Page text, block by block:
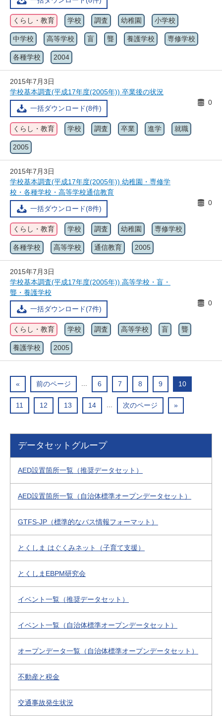
くらし・教育 学校 調査 幼稚園 小学校
中学校 高等学校 盲 聾 養護学校 専修学校
各種学校 2004
2015年7月3日
学校基本調査(平成17年度(2005年)) 卒業後の状況
一括ダウンロード(8件)
0
くらし・教育 学校 調査 卒業 進学 就職
2005
2015年7月3日
学校基本調査(平成17年度(2005年)) 幼稚園・専修学
校・各種学校・高等学校通信教育
一括ダウンロード(8件)
0
くらし・教育 学校 調査 幼稚園 専修学校
各種学校 高等学校 通信教育 2005
2015年7月3日
学校基本調査(平成17年度(2005年)) 高等学校・盲・
聾・養護学校
一括ダウンロード(7件)
0
くらし・教育 学校 調査 高等学校 盲 聾
養護学校 2005
« 前のページ ... 6 7 8 9 10
11 12 13 14 ... 次のページ »
データセットグループ
AED設置箇所一覧（推奨データセット）
AED設置箇所一覧（自治体標準オープンデータセット）
GTFS-JP（標準的なバス情報フォーマット）
とくしま はぐくみネット（子育て支援）
とくしまEBPM研究会
イベント一覧（推奨データセット）
イベント一覧（自治体標準オープンデータセット）
オープンデータ一覧（自治体標準オープンデータセット）
不動産と税金
交通事故発生状況